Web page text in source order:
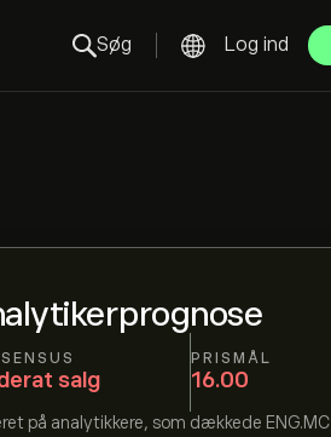
Søg Log ind
salg
PRISMÅL
16.00
på analytikkere, som dækkede ENG.MC